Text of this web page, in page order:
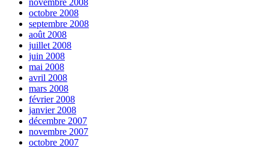
novembre 2008
octobre 2008
septembre 2008
août 2008
juillet 2008
juin 2008
mai 2008
avril 2008
mars 2008
février 2008
janvier 2008
décembre 2007
novembre 2007
octobre 2007